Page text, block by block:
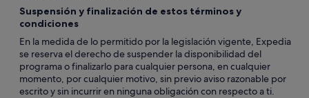
Suspensión y finalización de estos términos y
condiciones
En la medida de lo permitido por la legislación vigente, Expedia
se reserva el derecho de suspender la disponibilidad del
programa o finalizarlo para cualquier persona, en cualquier
momento, por cualquier motivo, sin previo aviso razonable por
escrito y sin incurrir en ninguna obligación con respecto a ti.